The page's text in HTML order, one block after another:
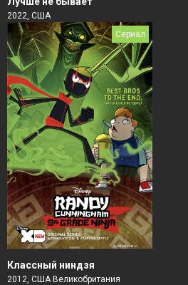
2022, США
Сериал
Классный ниндзя
2012, США Великобритания